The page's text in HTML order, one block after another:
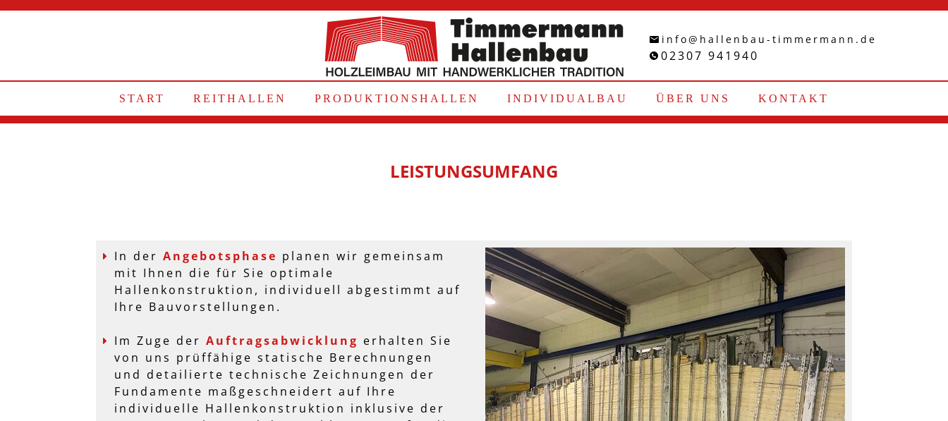
info@hallenbau-timmermann.de
02307 941940
START REITHALLEN PRODUKTIONSHALLEN INDIVIDUALBAU ÜBER UNS KONTAKT
LEISTUNGSUMFANG
In der Angebotsphase planen wir gemeinsam
mit Ihnen die für Sie optimale
Hallenkonstruktion, individuell abgestimmt auf
Ihre Bauvorstellungen.
Im Zuge der Auftragsabwicklung erhalten Sie
von uns prüffähige statische Berechnungen
und detailierte technische Zeichnungen der
Fundamente maßgeschneidert auf Ihre
individuelle Hallenkonstruktion inklusive der